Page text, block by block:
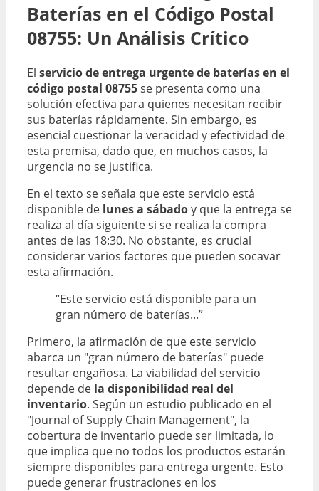
Baterías en el Código Postal
08755: Un Análisis Crítico
El servicio de entrega urgente de baterías en el
código postal 08755se presenta como una
solución efectiva para quienes necesitan recibir
sus baterías rápidamente. Sin embargo, es
esencial cuestionar la veracidad y efectividad de
esta premisa, dado que, en muchos casos, la
urgencia no se justifica.
En el texto se señala que este servicio está
disponible de lunes a sábadoy que la entrega se
realiza al día siguiente si se realiza la compra
antes de las 18:30. No obstante, es crucial
considerar varios factores que pueden socavar
esta afirmación.
“Este servicio está disponible para un
gran número de baterías...”
Primero, la afirmación de que este servicio
abarca un "gran número de baterías" puede
resultar engañosa. La viabilidad del servicio
depende de la disponibilidad real del
inventario. Según un estudio publicado en el
"Journal of Supply Chain Management", la
cobertura de inventario puede ser limitada, lo
que implica que no todos los productos estarán
siempre disponibles para entrega urgente. Esto
puede generar frustraciones en los